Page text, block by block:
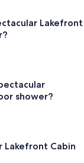
Lakefront
shower?
Lakefront Cabin